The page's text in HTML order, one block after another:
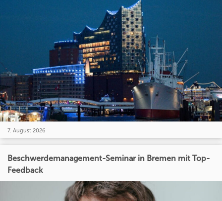
7. August 2026
Beschwerdemanagement-Seminar in Bremen mit Top-
Feedback